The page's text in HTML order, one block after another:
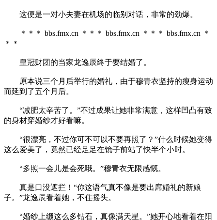
这便是一对小夫妻在机场的临别对话，非常的劲爆。
＊＊＊ bbs.fmx.cn ＊＊＊ bbs.fmx.cn ＊＊＊ bbs.fmx.cn ＊
＊＊
皇冠财团的当家龙逸辰终于要结婚了。
原本说三个月后举行的婚礼，由于穆青衣坚持的瘦身运动
而延到了五个月后。
“减肥太辛苦了。”不过成果让她非常满意，这样凹凸有致
的身材穿婚纱才好看嘛。
“很漂亮，不过你可不可以不要再照了？”什么时候她变得
这么爱美了，竟然已经足足在镜子前站了快半个小时。
“多照一会儿是会死哦。”穆青衣无限感慨。
真是口没遮拦！“你这语气真不像是要出席婚礼的新娘
子。”龙逸辰看着她，不住摇头。
“婚纱上缀这么多钻石，真像满天星。”她开心地看着在阳